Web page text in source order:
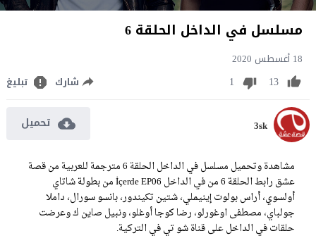
مسلسل في الداخل الحلقة 6
18 أغسطس 2020
13
1 شارك تبليغ
3sk تحميل
مشاهدة وتحميل مسلسل في الداخل الحلقة 6 مترجمة للعربية من قصة
عشق رابط الحلقة 6 من في الداخل İçerde EP06 من بطولة شاتاي
أولسوي، أراس بولوت إينيملي، شتين تكيندور، بانسو سورال، داملا
جولباي، مصطفى اوغورلو، رضا كوجا أوغلو، ونبيل صاين ك وعرضت
حلقات في الداخل على قناة شو تي في التركية.